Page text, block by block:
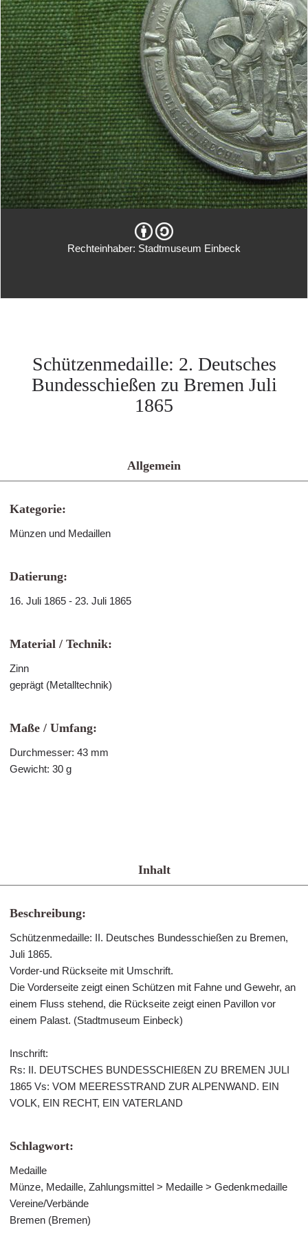
Rechteinhaber: Stadtmuseum Einbeck
Schützenmedaille: 2. Deutsches
Bundesschießen zu Bremen Juli
1865
Allgemein
Kategorie:
Münzen und Medaillen
Datierung:
16. Juli 1865 - 23. Juli 1865
Material / Technik:
Zinn
geprägt (Metalltechnik)
Maße / Umfang:
Durchmesser: 43 mm
Gewicht: 30 g
Inhalt
Beschreibung:
Schützenmedaille: II. Deutsches Bundesschießen zu Bremen,
Juli 1865.
Vorder-und Rückseite mit Umschrift.
Die Vorderseite zeigt einen Schützen mit Fahne und Gewehr, an
einem Fluss stehend, die Rückseite zeigt einen Pavillon vor
einem Palast. (Stadtmuseum Einbeck)
Inschrift:
Rs: II. DEUTSCHES BUNDESSCHIEßEN ZU BREMEN JULI
1865 Vs: VOM MEERESSTRAND ZUR ALPENWAND. EIN
VOLK, EIN RECHT, EIN VATERLAND
Schlagwort:
Medaille
Münze, Medaille, Zahlungsmittel > Medaille > Gedenkmedaille
Vereine/Verbände
Bremen (Bremen)